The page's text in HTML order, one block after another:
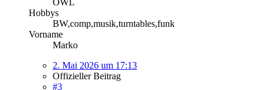
Hobbys
BW,comp,musik,turntables,funk
Vorname
Marko
2. Mai 2026 um 17:13
Offizieller Beitrag
#3